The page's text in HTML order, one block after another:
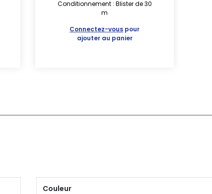
Conditionnement : Blister de 30
m
Connectez-vous pour
ajouter au panier
Couleur